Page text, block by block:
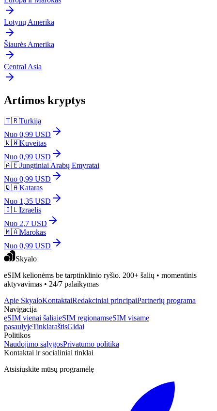
Lotynų Amerika
Šiaurės Amerika
Central Asia
Artimos kryptys
🇹🇷Turkija
Nuo 0,99 USD
🇰🇼Kuveitas
Nuo 0,99 USD
🇦🇪Jungtiniai Arabų Emyratai
Nuo 0,99 USD
🇶🇦Kataras
Nuo 1,35 USD
🇮🇱Izraelis
Nuo 2,7 USD
🇲🇦Marokas
Nuo 0,99 USD
Skyalo
eSIM kelionėms be tarptinklinio ryšio. 200+ šalių • momentinis
aktyvavimas • 24/7 palaikymas
Apie SkyaloKontaktaiRedakciniai principaiPartnerių programa
Navigacija
eSIM vienai šaliaieSIM regionamseSIM visame
pasaulyjeTinklaraštisGidai
Politikos
Naudojimo sąlygosPrivatumo politika
Kontaktai ir socialiniai tinklai
Atsisiųskite mūsų programėlę